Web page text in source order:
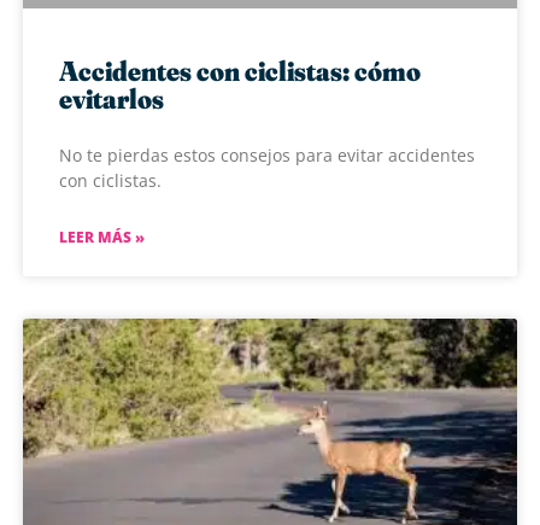
Accidentes con ciclistas: cómo
evitarlos
No te pierdas estos consejos para evitar accidentes
con ciclistas.
LEER MÁS »